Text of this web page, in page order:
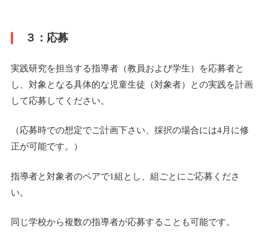
３：応募
実践研究を担当する指導者（教員および学生）を応募者と
し、対象となる具体的な児童生徒（対象者）との実践を計画
して応募してください。
（応募時での想定でご計画下さい、採択の場合には4月に修
正が可能です。）
指導者と対象者のペアで1組とし、組ごとにご応募くださ
い。
同じ学校から複数の指導者が応募することも可能です。